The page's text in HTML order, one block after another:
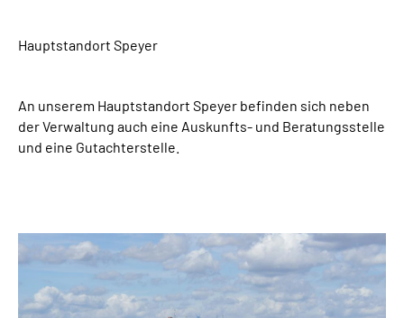
Online-Services
Inhalte in Gebärdensprache (DGS)
Leichte Sprache
Hauptstandort Speyer
An unserem Hauptstandort Speyer befinden sich neben
der Verwaltung auch eine Auskunfts- und Beratungsstelle
und eine Gutachterstelle.